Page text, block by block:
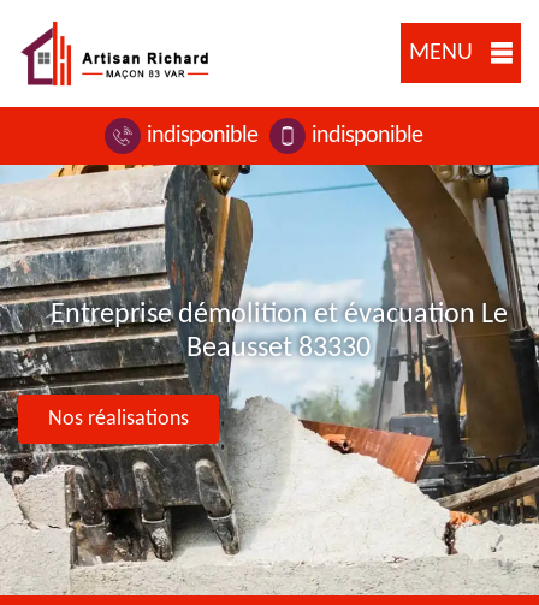
MENU
indisponible indisponible
Entreprise démolition et évacuation Le
Beausset 83330
Nos réalisations